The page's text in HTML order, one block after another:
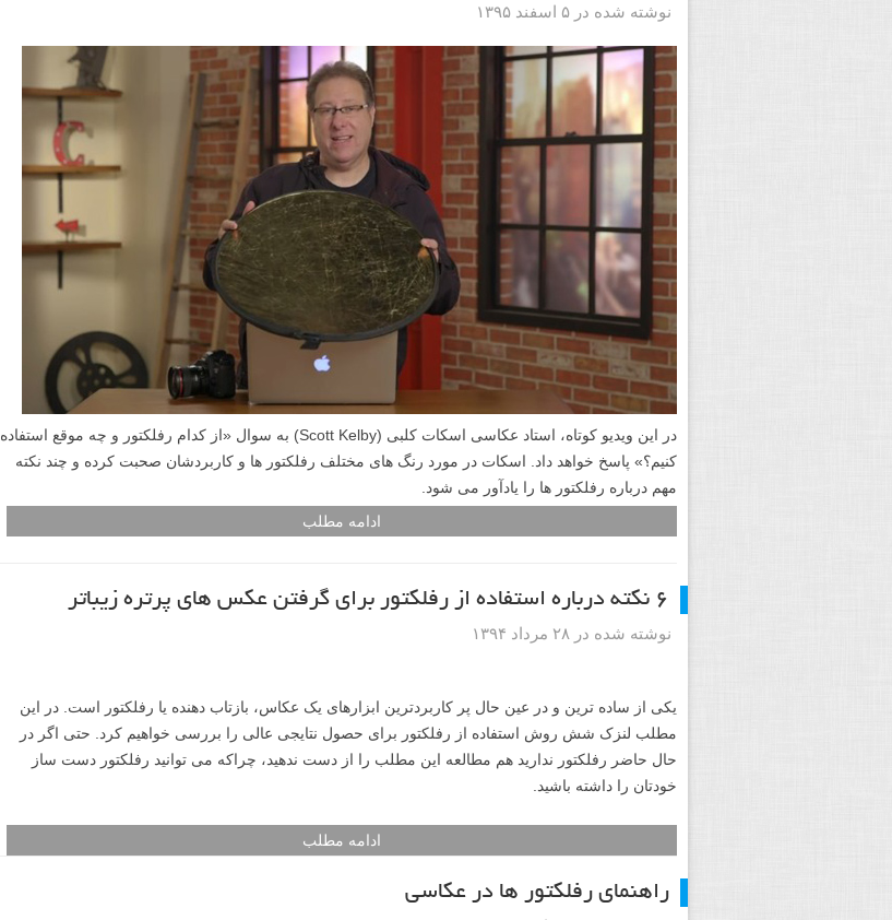
نوشته شده در ۵ اسفند ۱۳۹۵
در این ویدیو کوتاه، استاد عکاسی اسکات کلبی (Scott Kelby) به سوال «از کدام رفلکتور و چه موقع استفاده
کنیم؟» پاسخ خواهد داد. اسکات در مورد رنگ های مختلف رفلکتور ها و کاربردشان صحبت کرده و چند نکته
مهم درباره رفلکتور ها را یادآور می شود.
ادامه مطلب
۶ نکته درباره استفاده از رفلکتور برای گرفتن عکس های پرتره زیباتر
نوشته شده در ۲۸ مرداد ۱۳۹۴